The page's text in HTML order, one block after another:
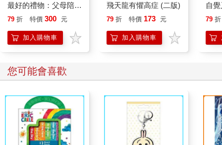
最好的禮物：父母陪兒
女遊學海外的教養趣事
79 折 特價 300 元
加入購物車
飛天龍有懼高症 (二版)
79 折 特價 173 元
加入購物車
自
79 折
您可能會喜歡